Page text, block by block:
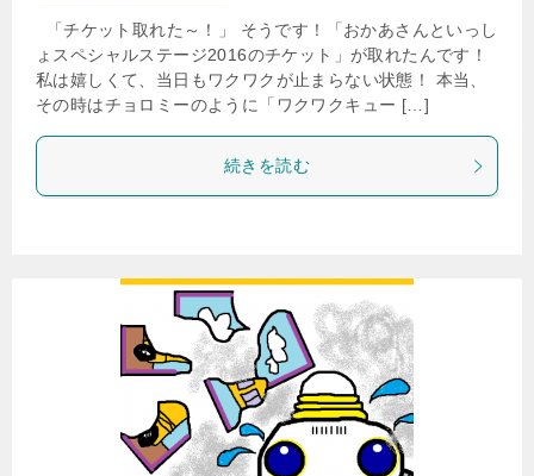
「チケット取れた～！」 そうです！「おかあさんといっし
ょスペシャルステージ2016のチケット」が取れたんです！
私は嬉しくて、当日もワクワクが止まらない状態！ 本当、
その時はチョロミーのように「ワクワクキュー […]
続きを読む